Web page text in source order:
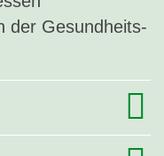
der Gesundheits-